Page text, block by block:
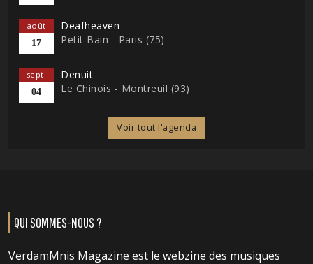
août
17
Deafheaven
Petit Bain - Paris (75)
sept.
04
Denuit
Le Chinois - Montreuil (93)
Voir tout l'agenda
QUI SOMMES-NOUS ?
VerdamMnis Magazine est le webzine des musiques